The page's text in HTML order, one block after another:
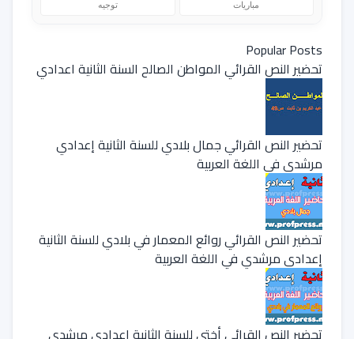
مباريات توجيه
Popular Posts
تحضير النص القرائي المواطن الصالح السنة الثانية اعدادي
تحضير النص القرائي جمال بلادي للسنة الثانية إعدادي
مرشدي في اللغة العربية
تحضير النص القرائي روائع المعمار في بلادي للسنة الثانية
إعدادي مرشدي في اللغة العربية
تحضير النص القرائي أختي للسنة الثانية إعدادي مرشدي